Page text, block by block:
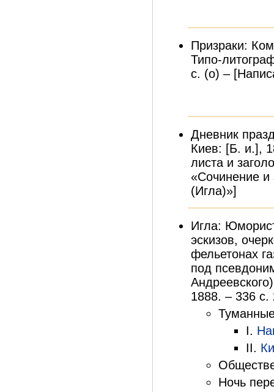
Призраки:
Типо-
с. (о) –
Дневник
Киев: [Б. и.],
листа и
«Сочинение и
(Игла)»]
Игла:
эскизов,
фельетонах
под
1888. – 336 с.
I.
II.
Ночь